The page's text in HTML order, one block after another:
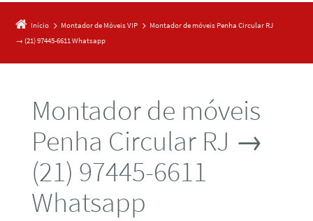
Início Montador de Móveis VIP
Montador de móveis Penha Circular RJ
→ (21) 97445-6611 Whatsapp
Montador de móveis
Penha Circular RJ →
(21) 97445-6611
Whatsapp